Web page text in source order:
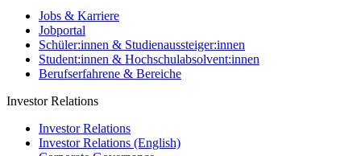
Jobs & Karriere
Jobportal
Schüler:innen & Studienaussteiger:innen
Student:innen & Hochschulabsolvent:innen
Berufserfahrene & Bereiche
Investor Relations
Investor Relations
Investor Relations (English)